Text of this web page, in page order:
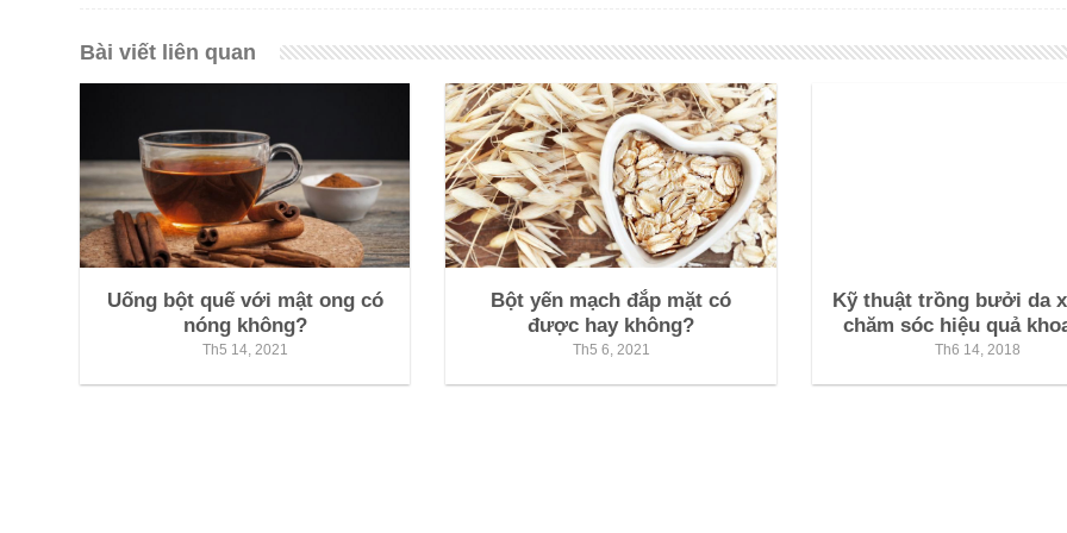
Bài viết liên quan
Uống bột quế với mật ong có
nóng không?
Th5 14, 2021
Bột yến mạch đắp mặt có
được hay không?
Th5 6, 2021
Kỹ thuật trồng bưởi da
chăm sóc hiệu quả
Th6 14, 2018